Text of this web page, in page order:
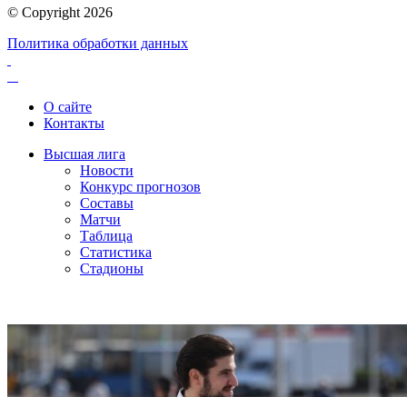
© Copyright 2026
Политика обработки данных
О сайте
Контакты
Высшая лига
Новости
Конкурс прогнозов
Составы
Матчи
Таблица
Статистика
Стадионы